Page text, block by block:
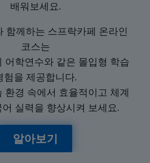
배워보세요.
함께하는 스프락카페 온라인
코스는
어학연수와 같은 몰입형 학습
험을 제공합니다.
환경 속에서 효율적이고 체계
실력을 향상시켜 보세요.
알아보기